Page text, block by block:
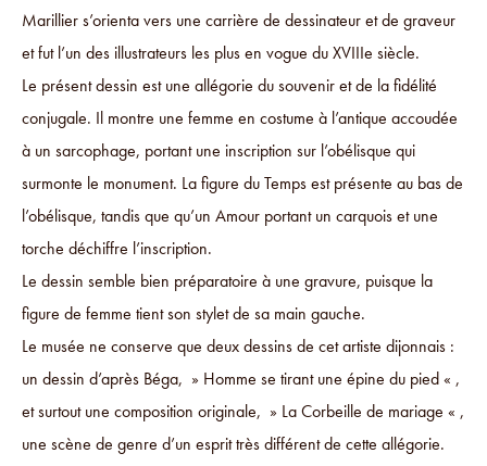
Marillier s’orienta vers une carrière de dessinateur et de graveur
et fut l’un des illustrateurs les plus en vogue du XVIIIe siècle.
Le présent dessin est une allégorie du souvenir et de la fidélité
conjugale. Il montre une femme en costume à l’antique accoudée
à un sarcophage, portant une inscription sur l’obélisque qui
surmonte le monument. La figure du Temps est présente au bas de
l’obélisque, tandis que qu’un Amour portant un carquois et une
torche déchiffre l’inscription.
Le dessin semble bien préparatoire à une gravure, puisque la
figure de femme tient son stylet de sa main gauche.
Le musée ne conserve que deux dessins de cet artiste dijonnais :
un dessin d’après Béga, » Homme se tirant une épine du pied « ,
et surtout une composition originale, » La Corbeille de mariage « ,
une scène de genre d’un esprit très différent de cette allégorie.